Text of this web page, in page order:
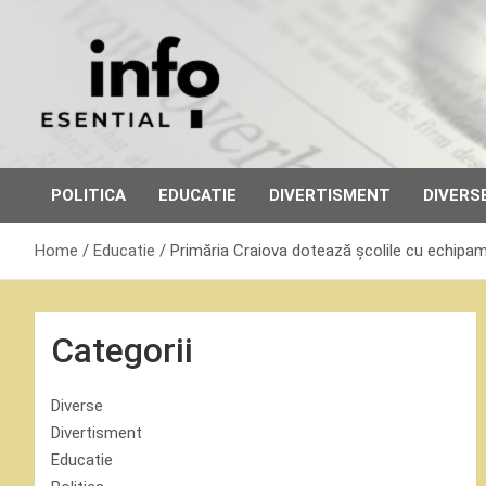
POLITICA EDUCATIE DIVERTISMENT
Home Educatie Primăria Craiova dotează școlile cu
Categorii
Diverse
Divertisment
Educatie